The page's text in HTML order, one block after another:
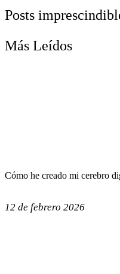
Posts
Más Leídos
Cómo he creado mi cerebro
12 de febrero 2026